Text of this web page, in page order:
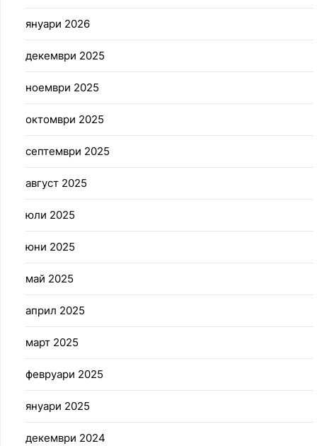
януари 2026
декември 2025
ноември 2025
октомври 2025
септември 2025
август 2025
юли 2025
юни 2025
май 2025
април 2025
март 2025
февруари 2025
януари 2025
декември 2024